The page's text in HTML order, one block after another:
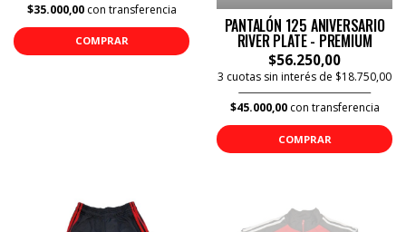
$35.000,00con transferencia
COMPRAR
PANTALÓN 125 ANIVERSARIO
RIVER PLATE - PREMIUM
$56.250,00
3 cuotas sin interés de $18.750,00
$45.000,00con transferencia
COMPRAR